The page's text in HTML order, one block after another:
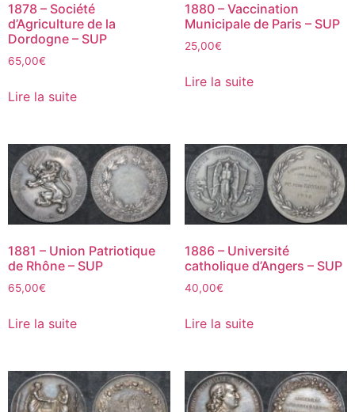
1878 – Société
d’Agriculture de la
Dordogne – SUP
65,00€
Lire la suite
1880 – Vaccination
Municipale de Paris – SUP
25,00€
Lire la suite
1881 – Union Patriotique
de Rhône – SUP
65,00€
Lire la suite
1886 – Université
catholique d’Angers – SUP
40,00€
Lire la suite